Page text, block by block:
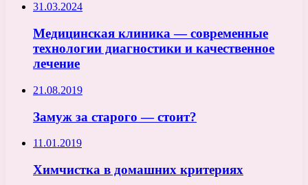
31.03.2024
Медицинская клиника — современные
технологии диагностики и качественное
лечение
21.08.2019
Замуж за старого — стоит?
11.01.2019
Химчистка в домашних критериях